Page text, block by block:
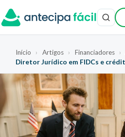
Início › Artigos › Financiadores ›
Diretor Jurídico em FIDCs e